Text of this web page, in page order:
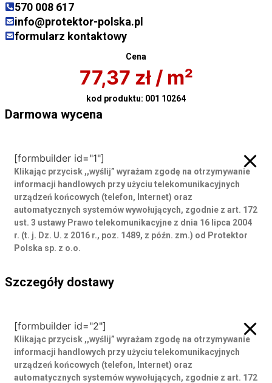
570 008 617
info@protektor-polska.pl
formularz kontaktowy
Cena
77,37 zł / m²
kod produktu: 001 10264
Darmowa wycena
[formbuilder id="1"]
Klikając przycisk ,,wyślij” wyrażam zgodę na otrzymywanie
informacji handlowych przy użyciu telekomunikacyjnych
urządzeń końcowych (telefon, Internet) oraz
automatycznych systemów wywołujących, zgodnie z art. 172
ust. 3 ustawy Prawo telekomunikacyjne z dnia 16 lipca 2004
r. (t. j. Dz. U. z 2016 r., poz. 1489, z późn. zm.) od Protektor
Polska sp. z o.o.
Szczegóły dostawy
[formbuilder id="2"]
Klikając przycisk ,,wyślij” wyrażam zgodę na otrzymywanie
informacji handlowych przy użyciu telekomunikacyjnych
urządzeń końcowych (telefon, Internet) oraz
automatycznych systemów wywołujących, zgodnie z art. 172